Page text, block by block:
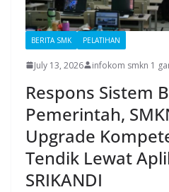
BERITA SMK PELATIHAN
July 13, 2026 infokom smkn 1
Respons Sistem
Pemerintah,
Upgrade
Tendik Lewat
SRIKANDI